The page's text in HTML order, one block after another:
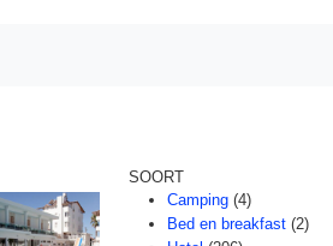
SOORT
Camping (4)
Bed en breakfast (2)